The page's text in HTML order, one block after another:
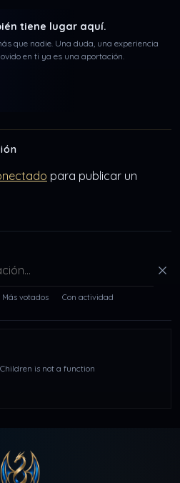
tiene lugar aquí.
que nadie. Una duda, una experiencia
en ti ya es una aportación.
para publicar un
Más votados Con actividad
is not a function